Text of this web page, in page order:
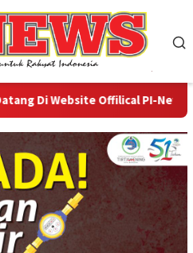
Di Website Offilical PI-News